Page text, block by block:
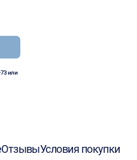
или
ОтзывыУсловия покупки